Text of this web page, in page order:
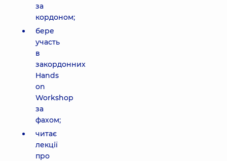
за
кордоном;
бере
участь
в
закордонних
Hands
on
Workshop
за
фахом;
читає
лекції
про